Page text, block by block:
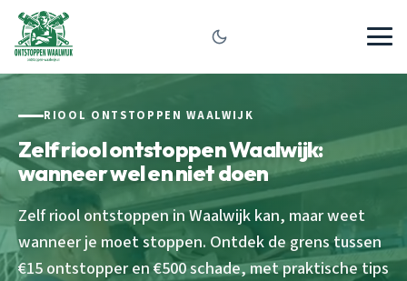
RIOOL ONTSTOPPEN WAALWIJK
Zelf riool ontstoppen Waalwijk:
wanneer wel en niet doen
Zelf riool ontstoppen in Waalwijk kan, maar weet
wanneer je moet stoppen. Ontdek de grens tussen
€15 ontstopper en €500 schade, met praktische tips